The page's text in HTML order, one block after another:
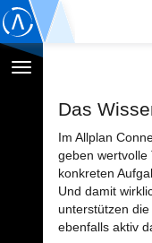
Navigation
Das
Im Allplan
geben wertvolle
konkreten
Und damit
unterstützen
ebenfalls aktiv